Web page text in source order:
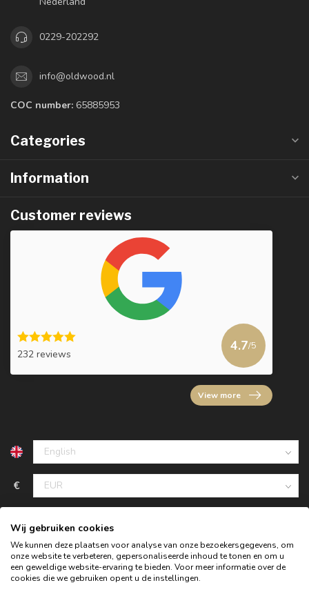
0229-202292
info@oldwood.nl
COC number: 65885953
Categories
Information
Customer reviews
232 reviews
4.7/5
View more
€
Wij gebruiken cookies
We kunnen deze plaatsen voor analyse van onze bezoekersgegevens, om
onze website te verbeteren, gepersonaliseerde inhoud te tonen en om u
een geweldige website-ervaring te bieden. Voor meer informatie over de
cookies die we gebruiken opent u de instellingen.